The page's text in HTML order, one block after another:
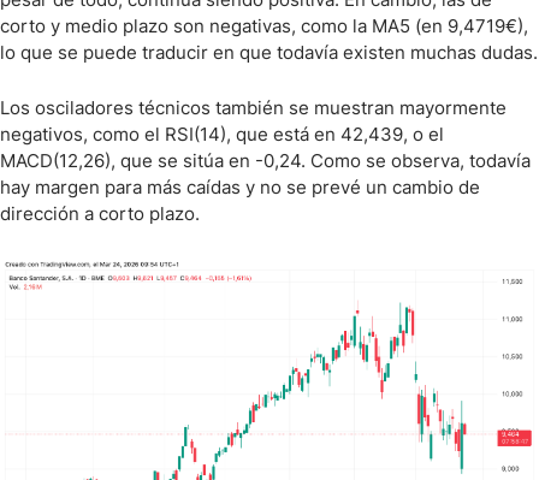
corto y medio plazo son negativas, como la MA5 (en 9,4719€),
lo que se puede traducir en que todavía existen muchas dudas.
Los osciladores técnicos también se muestran mayormente
negativos, como el RSI(14), que está en 42,439, o el
MACD(12,26), que se sitúa en -0,24. Como se observa, todavía
hay margen para más caídas y no se prevé un cambio de
dirección a corto plazo.